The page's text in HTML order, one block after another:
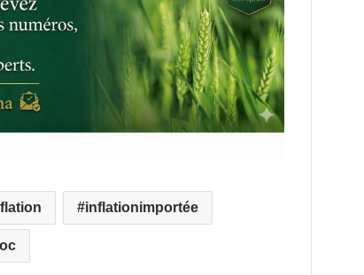
inflationimportée